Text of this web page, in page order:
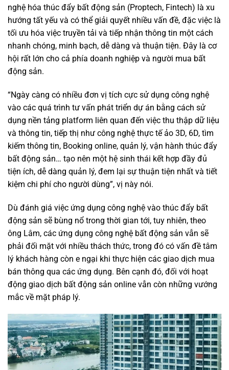
nghệ hóa thúc đẩy bất động sản (Proptech, Fintech) là xu
hướng tất yếu và có thể giải quyết nhiều vấn đề, đặc việc là
tối ưu hóa việc truyền tải và tiếp nhận thông tin một cách
nhanh chóng, minh bạch, dễ dàng và thuận tiện. Đây là cơ
hội rất lớn cho cả phía doanh nghiệp và người mua bất
động sản.
“Ngày càng có nhiều đơn vị tích cực sử dụng công nghệ
vào các quá trình tư vấn phát triển dự án bằng cách sử
dụng nền tảng platform liên quan đến việc thu thập dữ liệu
và thông tin, tiếp thị như công nghệ thực tế ảo 3D, 6D, tìm
kiếm thông tin, Booking online, quản lý, vận hành thúc đẩy
bất động sản… tạo nên một hệ sinh thái kết hợp đầy đủ
tiện ích, dễ dàng quản lý, đem lại sự thuận tiện nhất và tiết
kiệm chi phí cho người dùng”, vị này nói.
Dù đánh giá việc ứng dụng công nghệ vào thúc đẩy bất
động sản sẽ bùng nổ trong thời gian tới, tuy nhiên, theo
ông Lâm, các ứng dụng công nghệ bất động sản vẫn sẽ
phải đối mặt với nhiều thách thức, trong đó có vấn đề tâm
lý khách hàng còn e ngại khi thực hiện các giao dịch mua
bán thông qua các ứng dụng. Bên cạnh đó, đối với hoạt
động giao dịch bất động sản online vẫn còn những vướng
mắc về mặt pháp lý.